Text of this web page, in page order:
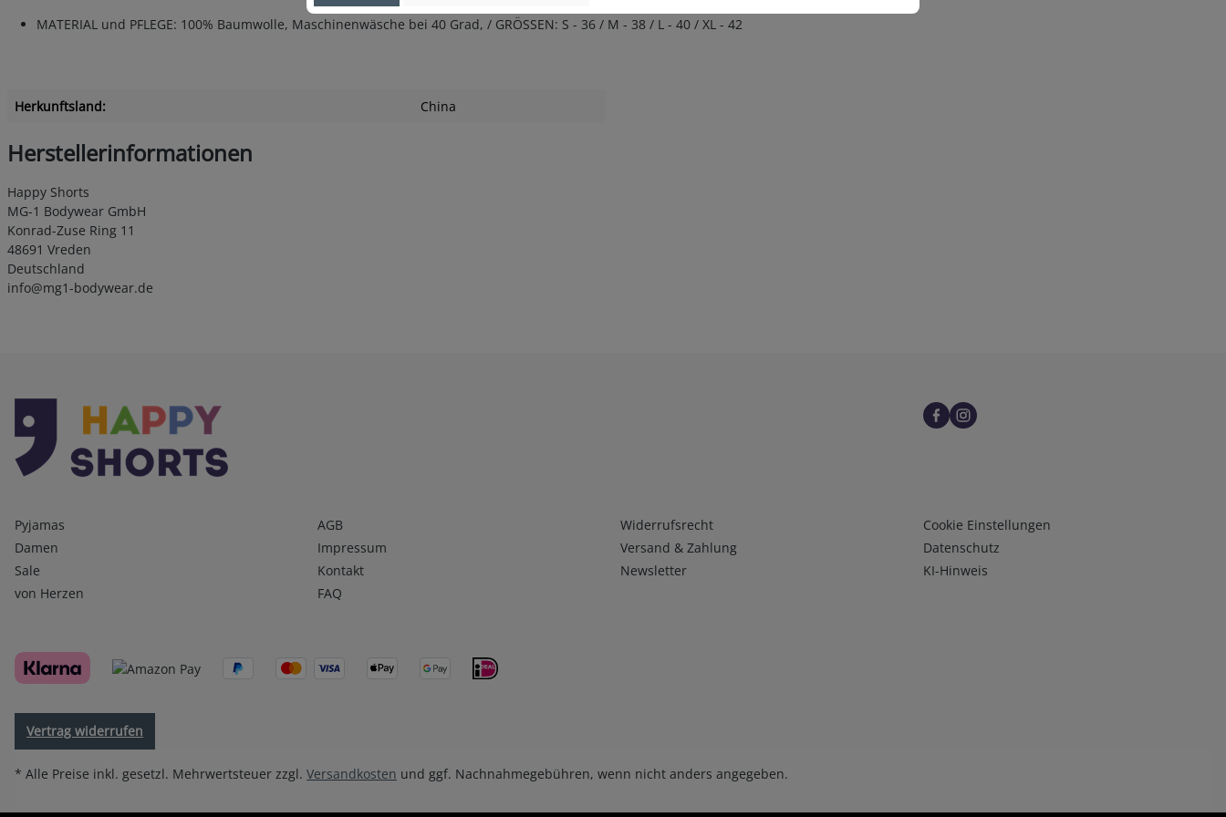
MATERIAL und PFLEGE: 100% Baumwolle, Maschinenwäsche bei 40 Grad, / GRÖSSEN: S - 36 / M - 38 / L - 40 / XL - 42
Herkunftsland: China
Herstellerinformationen
Happy Shorts
MG-1 Bodywear GmbH
Konrad-Zuse Ring 11
48691 Vreden
Deutschland
info@mg1-bodywear.de
Kategorien
Pyjamas
Damen
Sale
von Herzen
Infos 1
AGB
Impressum
Kontakt
FAQ
Infos 2
Widerrufsrecht
Versand & Zahlung
Newsletter
Infos 3
Cookie Einstellungen
Datenschutz
KI-Hinweis
Vertrag widerrufen
* Alle Preise inkl. gesetzl. Mehrwertsteuer zzgl. Versandkosten und ggf. Nachnahmegebühren, wenn nicht anders angegeben.